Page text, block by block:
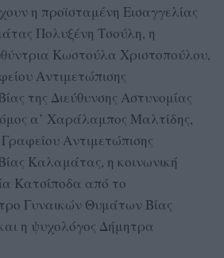
η προϊσταμένη Εισαγγελίας
Πολυξένη Τσούλη, η
Κωστούλα Χριστοπούλου,
Αντιμετώπισης
της Διεύθυνσης Αστυνομίας
α’ Χαράλαμπος Μαλτίδης,
Αντιμετώπισης
Καλαμάτας, η κοινωνική
Κατσίποδα από το
Γυναικών Θυμάτων Βίας
η ψυχολόγος Δήμητρα